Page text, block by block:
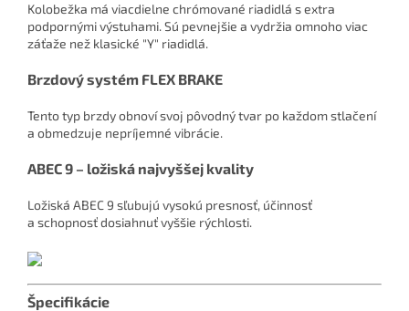
Kolobežka má viacdielne chrómované riadidlá s extra
podpornými výstuhami. Sú pevnejšie a vydržia omnoho viac
záťaže než klasické "Y" riadidlá.
Brzdový systém FLEX BRAKE
Tento typ brzdy obnoví svoj pôvodný tvar po každom stlačení
a obmedzuje nepríjemné vibrácie.
ABEC 9 – ložiská najvyššej kvality
Ložiská ABEC 9 sľubujú vysokú presnosť, účinnosť
a schopnosť dosiahnuť vyššie rýchlosti.
Špecifikácie